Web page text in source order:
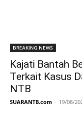
BREAKING NEWS
Kajati Bantah
Terkait Kasus
NTB
SUARANTB.com - 19/08/